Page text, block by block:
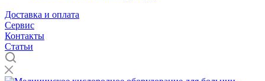
Доставка и оплата
Cервис
Контакты
Статьи